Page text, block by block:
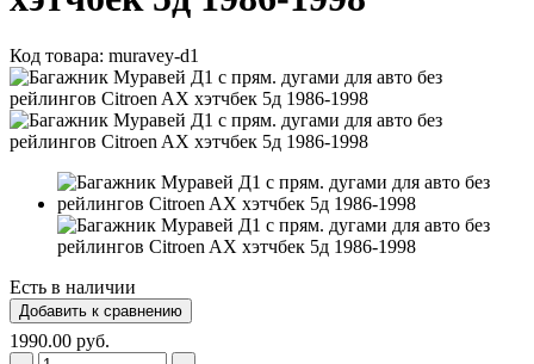
Код товара: muravey-d1
Есть в наличии
1990.00 руб.